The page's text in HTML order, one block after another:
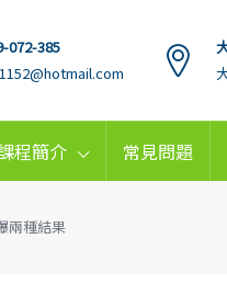
072-385
程簡介 常見問題
兩種結果